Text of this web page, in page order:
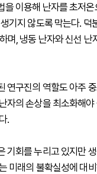
을 이용해 난자를 초저
기지 않도록 막는다. 덕
며, 냉동 난자와 신선 난
연구진의 역할도 아주
자의 손상을 최소화해
.
기회를 누리고 있지만
미래의 불확실성에 대